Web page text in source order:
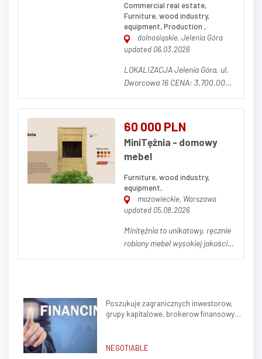
Commercial real estate,
Furniture, wood industry,
equipment, Production ,
dolnośląskie, Jelenia Góra
updated 06.03.2026
LOKALIZACJA Jelenia Góra, ul.
Dworcowa 16 CENA: 3.700.000,
NIERUCHOMOŚCI Działka o
powierzchni 14.681 m² (w tym
3.320 m² dzierżawione od
prywatnego właściciela z
możliwością prze...
60 000 PLN
MiniTężnia - domowy
mebel
Furniture, wood industry,
equipment,
mazowieckie, Warszawa
updated 05.08.2026
Minitężnia to unikatowy, ręcznie
robiony mebel wysokiej jakości.
osiada na gałązkach, tworząc
wyjątkowy wzór. W skład oferty
Poszukuje zagranicznych inwestorow,
grupy kapitalowe, brokerow finansowych
NEGOTIABLE